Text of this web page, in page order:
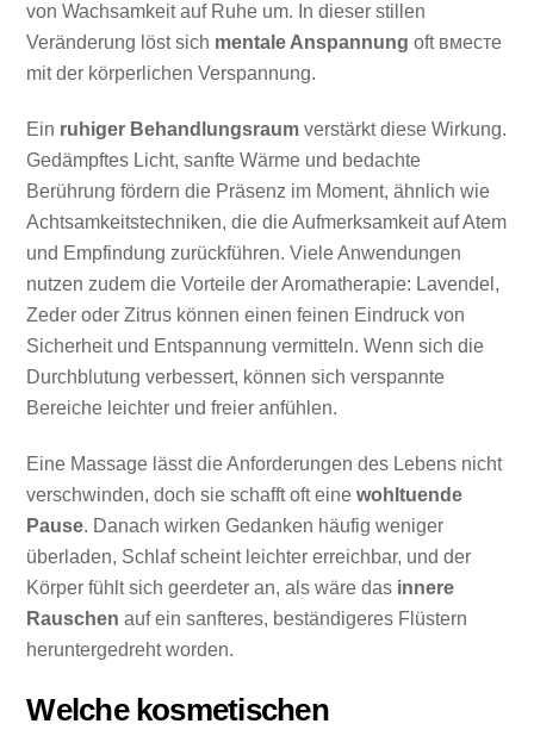
von Wachsamkeit auf Ruhe um. In dieser stillen
Veränderung löst sich mentale Anspannung oft вместе
mit der körperlichen Verspannung.
Ein ruhiger Behandlungsraum verstärkt diese Wirkung.
Gedämpftes Licht, sanfte Wärme und bedachte
Berührung fördern die Präsenz im Moment, ähnlich wie
Achtsamkeitstechniken, die die Aufmerksamkeit auf Atem
und Empfindung zurückführen. Viele Anwendungen
nutzen zudem die Vorteile der Aromatherapie: Lavendel,
Zeder oder Zitrus können einen feinen Eindruck von
Sicherheit und Entspannung vermitteln. Wenn sich die
Durchblutung verbessert, können sich verspannte
Bereiche leichter und freier anfühlen.
Eine Massage lässt die Anforderungen des Lebens nicht
verschwinden, doch sie schafft oft einewohltuende
Pause. Danach wirken Gedanken häufig weniger
überladen, Schlaf scheint leichter erreichbar, und der
Körper fühlt sich geerdeter an, als wäre das innere
Rauschen auf ein sanfteres, beständigeres Flüstern
heruntergedreht worden.
Welche kosmetischen